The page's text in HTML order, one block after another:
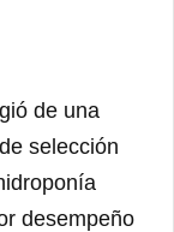
de una
selección
desempeño